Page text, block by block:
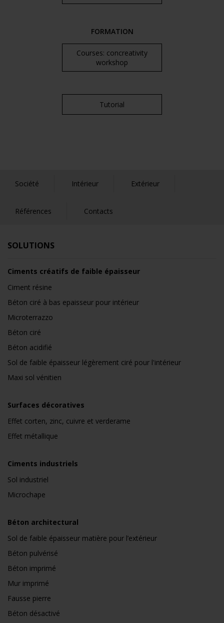
FORMATION
Courses: concreativity
workshop
Tutorial
Société Intérieur Extérieur
Références Contacts
SOLUTIONS
Ciments créatifs de faible épaisseur
Ciment résine
Béton ciré à bas epaisseur pour intérieur
Microterrazzo
Béton ciré
Béton acidifié
Sol de faible épaisseur légèrement ciré pour l'intérieur
Maxi sol vénitien
Surfaces décoratives
Effet corten, zinc, cuivre et verderame
Effet métallique
Ciments industriels
Sol industriel
Microchape
Béton architectural
Sol de faible épaisseur matière pour l’extérieur
Béton pulvérisé
Béton imprimé
Mur imprimé
Fausse pierre
Béton désactivé